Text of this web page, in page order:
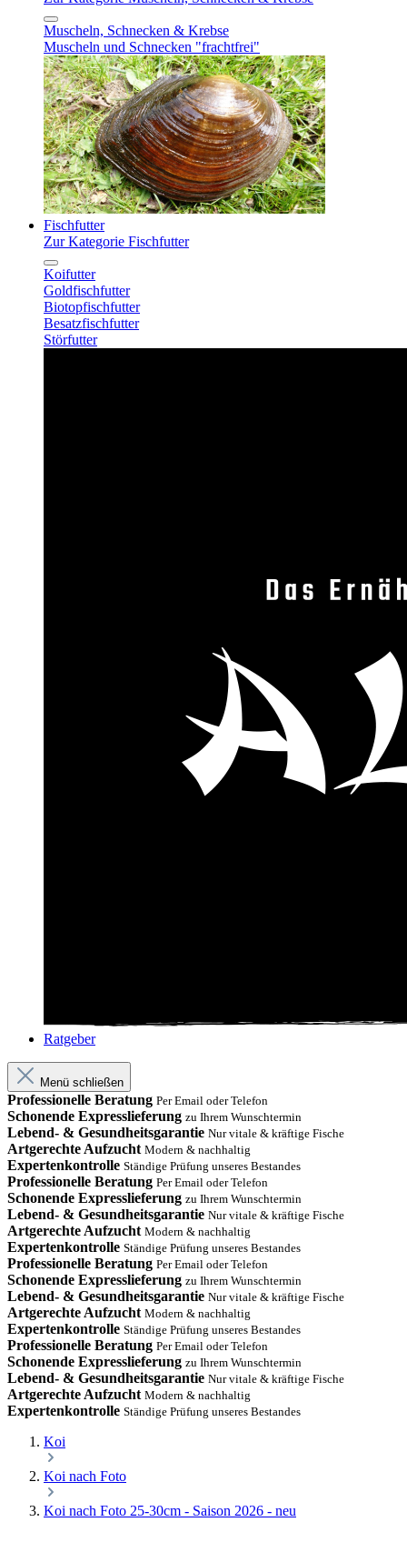
Muscheln, Schnecken & Krebse
Muscheln und Schnecken "frachtfrei"
Fischfutter
Zur Kategorie Fischfutter
Koifutter
Goldfischfutter
Biotopfischfutter
Besatzfischfutter
Störfutter
Ratgeber
Menü schließen
Professionelle Beratung Per Email oder Telefon
Schonende Expresslieferung zu Ihrem Wunschtermin
Lebend- & Gesundheitsgarantie Nur vitale & kräftige Fische
Artgerechte Aufzucht Modern & nachhaltig
Expertenkontrolle Ständige Prüfung unseres Bestandes
Professionelle Beratung Per Email oder Telefon
Schonende Expresslieferung zu Ihrem Wunschtermin
Lebend- & Gesundheitsgarantie Nur vitale & kräftige Fische
Artgerechte Aufzucht Modern & nachhaltig
Expertenkontrolle Ständige Prüfung unseres Bestandes
Professionelle Beratung Per Email oder Telefon
Schonende Expresslieferung zu Ihrem Wunschtermin
Lebend- & Gesundheitsgarantie Nur vitale & kräftige Fische
Artgerechte Aufzucht Modern & nachhaltig
Expertenkontrolle Ständige Prüfung unseres Bestandes
Professionelle Beratung Per Email oder Telefon
Schonende Expresslieferung zu Ihrem Wunschtermin
Lebend- & Gesundheitsgarantie Nur vitale & kräftige Fische
Artgerechte Aufzucht Modern & nachhaltig
Expertenkontrolle Ständige Prüfung unseres Bestandes
Koi
Koi nach Foto
Koi nach Foto 25-30cm - Saison 2026 - neu